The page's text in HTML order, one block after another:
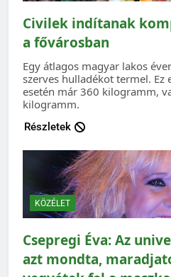
Civilek indítanak
a fővárosban
Egy átlagos magyar lakos
szerves hulladékot termel.
esetén már 360 kilogramm,
kilogramm.
Részletek
KÖZÉLET
Csepregi Éva: Az
azt mondta,